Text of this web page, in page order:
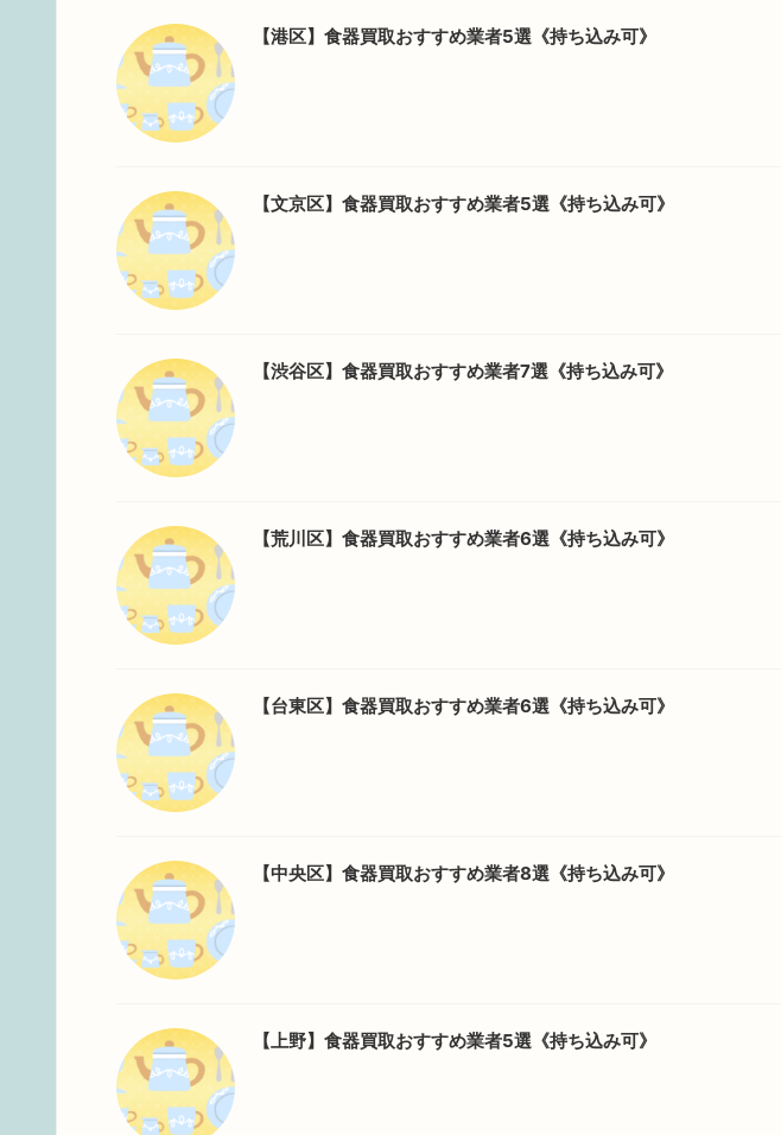
【港区】食器買取おすすめ業者5選《持ち込み可》
【文京区】食器買取おすすめ業者5選《持ち込み可》
【渋谷区】食器買取おすすめ業者7選《持ち込み可》
【荒川区】食器買取おすすめ業者6選《持ち込み可》
【台東区】食器買取おすすめ業者6選《持ち込み可》
【中央区】食器買取おすすめ業者8選《持ち込み可》
【上野】食器買取おすすめ業者5選《持ち込み可》